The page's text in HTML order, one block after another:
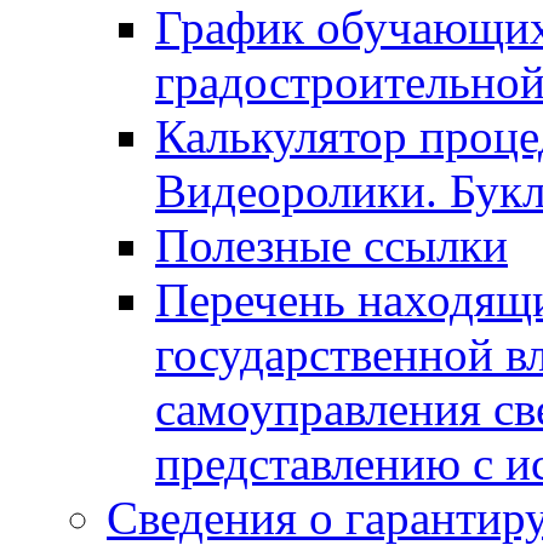
График
Калькулятор
Видеоролики.
Полезные ссылки
Перечень
государственной
самоуправления
представлению с
Сведения о